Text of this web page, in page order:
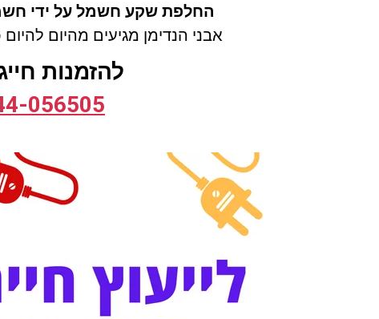
החלפת שקע חשמל על ידי
אבני הנדימן מגיעים מהיום
להזמנות
05
0565